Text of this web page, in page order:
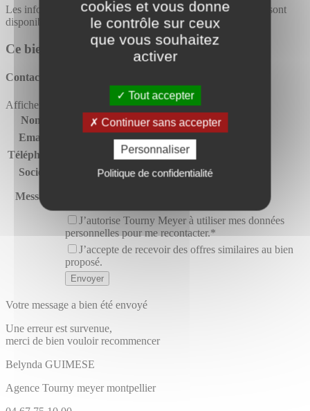
cookies et vous donne
le contrôle sur ceux
que vous souhaitez
activer
Tout accepter
Continuer sans accepter
Personnaliser
Politique de confidentialité
Les informations sur les risques auxquels ce bien est exposé sont
disponibles sur le siteGéorisques .
Ce bien vous intéresse ?
Contactez l'agence
Afficher le numéro
Nom*
Email*
Téléphone*
Société
Message
J’autorise Tourny Meyer à utiliser mes données
personnelles pour me recontacter.*
J’accepte de recevoir des offres similaires au bien
proposé.
Votre message a bien été envoyé
Une erreur est survenue,
merci de bien vouloir recommencer
Belynda GUIMESE
Agence Tourny meyer montpellier